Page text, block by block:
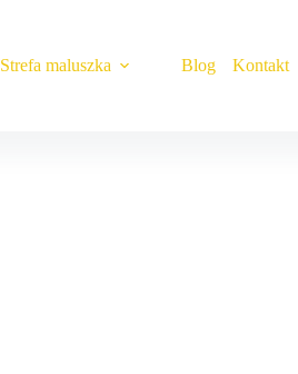
Strefa maluszka Blog Kontakt